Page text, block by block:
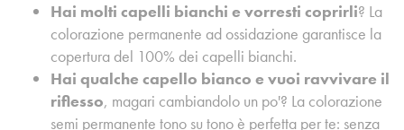
Hai molti capelli bianchi e vorresti coprirli? La
colorazione permanente ad ossidazione garantisce la
copertura del 100% dei capelli bianchi.
Hai qualche capello bianco e vuoi ravvivare il
riflesso, magari cambiandolo un po'? La colorazione
semi permanente tono su tono è perfetta per te: senza